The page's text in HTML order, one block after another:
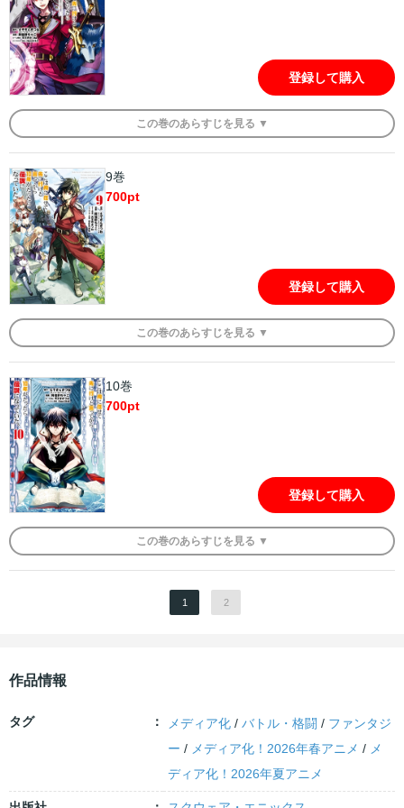
登録して購入
この巻のあらすじを 見る ▼
9巻
700pt
登録して購入
この巻のあらすじを 見る ▼
10巻
700pt
登録して購入
この巻のあらすじを 見る ▼
1 2
作品情報
タグ メディア化 /バトル・格闘 / ファンタジ
ー / メディア化！2026年春アニメ / メ
ディア化！2026年夏アニメ